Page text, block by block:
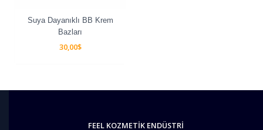
Suya Dayanıklı BB Krem
Bazları
30,00$
FEEL KOZMETİK ENDÜSTRİ